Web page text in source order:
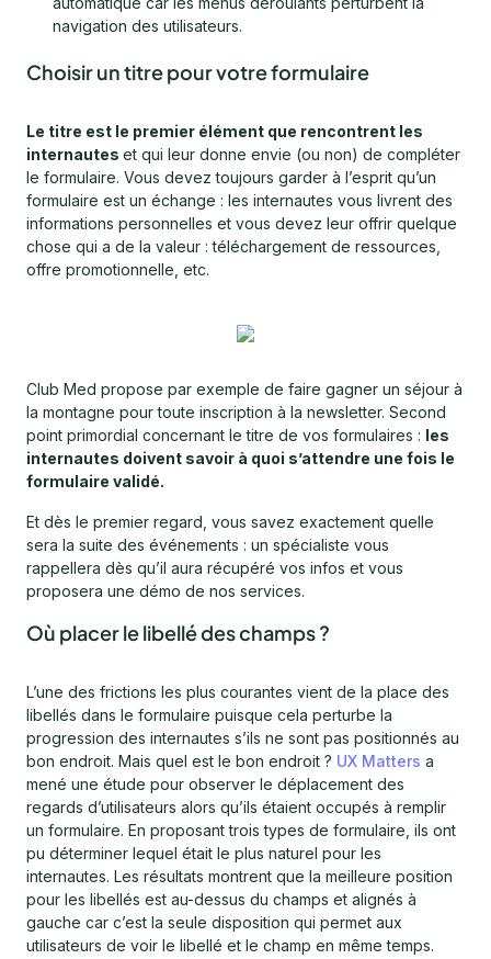
navigation des utilisateurs.
Choisir un titre pour votre formulaire
Le titre est le premier élément que rencontrent les
internautes et qui leur donne envie (ou non) de compléter
le formulaire. Vous devez toujours garder à l’esprit qu’un
formulaire est un échange : les internautes vous livrent des
informations personnelles et vous devez leur offrir quelque
chose qui a de la valeur : téléchargement de ressources,
offre promotionnelle, etc.
Club Med propose par exemple de faire gagner un séjour à
la montagne pour toute inscription à la newsletter. Second
point primordial concernant le titre de vos formulaires : les
internautes doivent savoir à quoi s’attendre une fois le
formulaire validé.
Et dès le premier regard, vous savez exactement quelle
sera la suite des événements : un spécialiste vous
rappellera dès qu’il aura récupéré vos infos et vous
proposera une démo de nos services.
Où placer le libellé des champs ?
L’une des frictions les plus courantes vient de la place des
libellés dans le formulaire puisque cela perturbe la
progression des internautes s’ils ne sont pas positionnés au
bon endroit. Mais quel est le bon endroit ? UX Matters a
mené une étude pour observer le déplacement des
regards d’utilisateurs alors qu’ils étaient occupés à remplir
un formulaire. En proposant trois types de formulaire, ils ont
pu déterminer lequel était le plus naturel pour les
internautes. Les résultats montrent que la meilleure position
pour les libellés est au-dessus du champs et alignés à
gauche car c’est la seule disposition qui permet aux
utilisateurs de voir le libellé et le champ en même temps.